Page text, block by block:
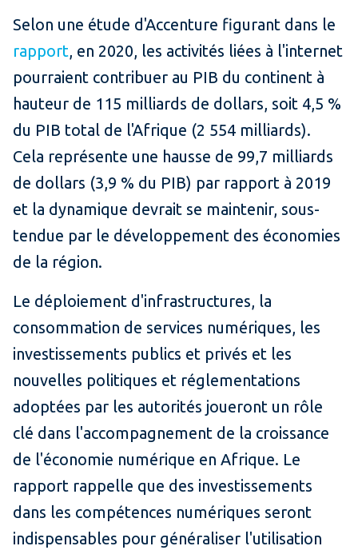
Selon une étude d'Accenture figurant dans le
rapport , en 2020, les activités liées à l'internet
pourraient contribuer au PIB du continent à
hauteur de 115 milliards de dollars, soit 4,5 %
du PIB total de l'Afrique (2 554 milliards).
Cela représente une hausse de 99,7 milliards
de dollars (3,9 % du PIB) par rapport à 2019
et la dynamique devrait se maintenir, sous-
tendue par le développement des économies
de la région.
Le déploiement d'infrastructures, la
consommation de services numériques, les
investissements publics et privés et les
nouvelles politiques et réglementations
adoptées par les autorités joueront un rôle
clé dans l'accompagnement de la croissance
de l'économie numérique en Afrique. Le
rapport rappelle que des investissements
dans les compétences numériques seront
indispensables pour généraliser l'utilisation